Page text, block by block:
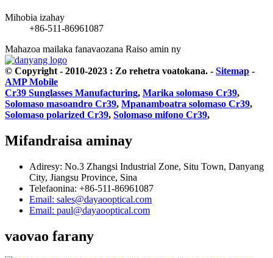
Mihobia izahay
+86-511-86961087
Mahazoa mailaka fanavaozana Raiso amin ny
© Copyright - 2010-2023 : Zo rehetra voatokana. - Sitemap -
AMP Mobile
Cr39 Sunglasses Manufacturing, Marika solomaso Cr39,
Solomaso masoandro Cr39, Mpanamboatra solomaso Cr39,
Solomaso polarized Cr39, Solomaso mifono Cr39,
Mifandraisa aminay
Adiresy: No.3 Zhangsi Industrial Zone, Situ Town, Danyang
City, Jiangsu Province, Sina
Telefaonina: +86-511-86961087
Email: sales@dayaooptical.com
Email: paul@dayaooptical.com
vaovao farany